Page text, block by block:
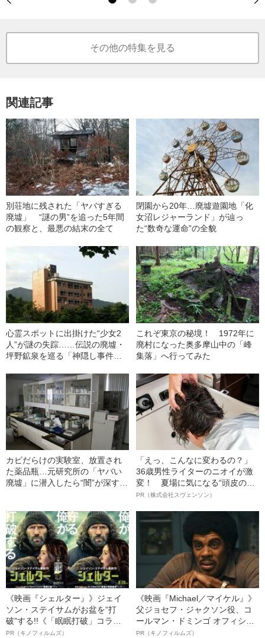
その他の特集を見る
関連記事
別荘地に残された「ヤバすぎる
廃墟」 “謎の男”を追った5年間
の観察と、最悪の結末の全て
閉園から20年…廃墟遊園地「化
女沼レジャーランド」が辿っ
た“数奇な運命”の全貌
心霊スポットに出掛けた“少女2
人”が謎の失踪……伝説の廃墟・
坪野鉱泉を巡る「神隠し事件」
これぞ東京の秘境！ 1972年に
廃村になった奥多摩山中の「峰
集落」へ行ってみた
カビだらけの実験室、放置され
た薬品瓶…元研究所の「ヤバい
廃墟」に潜入したら“闇”が深すぎ
「えっ、こんなに変わるの？」
36歳男性ライターのニオイが激
変！ 夏場に気になる“頭皮のニ
オイ”や“ベタつき”を解消す
ト”が生み出した徹底ケアとは
PR（株式会社スヴェンソン）
《映画『シェルター』》ジェイ
ソン・ステイサムがお盆を“打
破”する!!《「眠眠打破」コラ
ボ》
PR（キノフィルムズ）
《映画『Michael／マイケル』》
父ジョセフ・ジャクソン役、コ
ールマン・ドミンゴ オフィシャ
ルインタビュー“観客を魅了した
PR（キノフィルムズ）